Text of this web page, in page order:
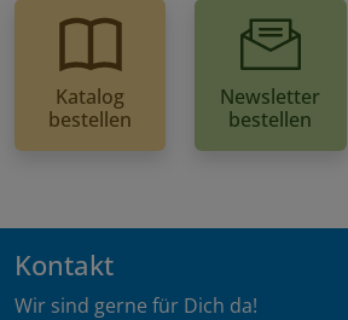
Katalog
bestellen
Newsletter
bestellen
Kontakt
Wir sind gerne für Dich da!